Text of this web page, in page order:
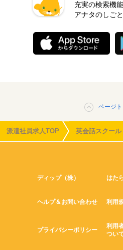
充実の検索機
アナタのしご
ページ
派遣社員求人TOP 英会話スクー
ディップ（株） はた
ヘルプ＆お問い合わせ 利用
プライバシーポリシー
利用
つい